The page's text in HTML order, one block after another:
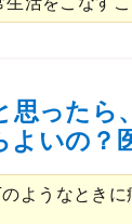
思ったら
いの？
ようなときに